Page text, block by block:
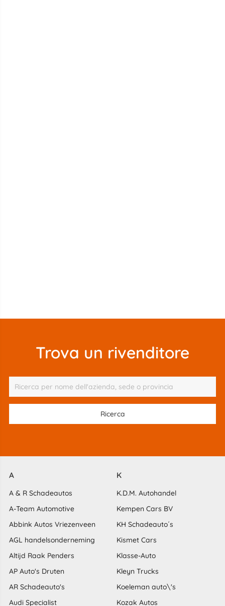
Trova un rivenditore
A
A & R Schadeautos
A-Team Automotive
Abbink Autos Vriezenveen
AGL handelsonderneming
Altijd Raak Penders
AP Auto's Druten
AR Schadeauto's
Audi Specialist
K
K.D.M. Autohandel
Kempen Cars BV
KH Schadeauto´s
Kismet Cars
Klasse-Auto
Kleyn Trucks
Koeleman auto\'s
Kozak Autos